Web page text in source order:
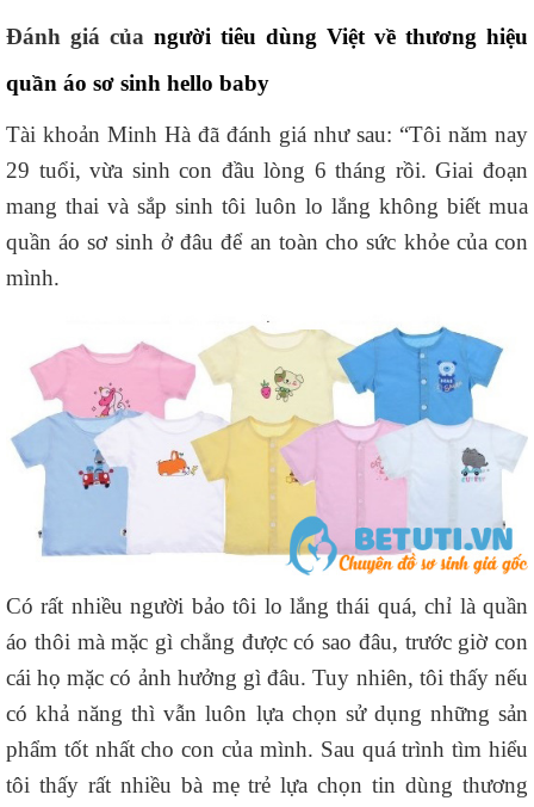
Đánh giá của người tiêu dùng Việt về thương hiệu
quần áo sơ sinh hello baby
Tài khoản Minh Hà đã đánh giá như sau: “Tôi năm nay
29 tuổi, vừa sinh con đầu lòng 6 tháng rồi. Giai đoạn
mang thai và sắp sinh tôi luôn lo lắng không biết mua
quần áo sơ sinh ở đâu để an toàn cho sức khỏe của con
mình.
Có rất nhiều người bảo tôi lo lắng thái quá, chỉ là quần
áo thôi mà mặc gì chẳng được có sao đâu, trước giờ con
cái họ mặc có ảnh hưởng gì đâu. Tuy nhiên, tôi thấy nếu
có khả năng thì vẫn luôn lựa chọn sử dụng những sản
phẩm tốt nhất cho con của mình. Sau quá trình tìm hiểu
tôi thấy rất nhiều bà mẹ trẻ lựa chọn tin dùng thương